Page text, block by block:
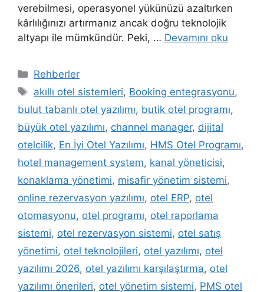
verebilmesi, operasyonel yükünüzü azaltırken
kârlılığınızı artırmanız ancak doğru teknolojik
altyapı ile mümkündür. Peki, … Devamını oku
Kategoriler
Rehberler
Etiketler
akıllı otel sistemleri, Booking entegrasyonu,
bulut tabanlı otel yazılımı, butik otel programı,
büyük otel yazılımı, channel manager, dijital
otelcilik, En İyi Otel Yazılımı, HMS Otel Programı,
hotel management system, kanal yöneticisi,
konaklama yönetimi, misafir yönetim sistemi,
online rezervasyon yazılımı, otel ERP, otel
otomasyonu, otel programı, otel raporlama
sistemi, otel rezervasyon sistemi, otel satış
yönetimi, otel teknolojileri, otel yazılımı, otel
yazılımı 2026, otel yazılımı karşılaştırma, otel
yazılımı önerileri, otel yönetim sistemi, PMS otel